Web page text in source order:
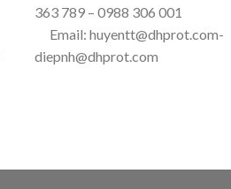
363 789 – 0988 306 001
Email: huyentt@dhprot.com-
diepnh@dhprot.com